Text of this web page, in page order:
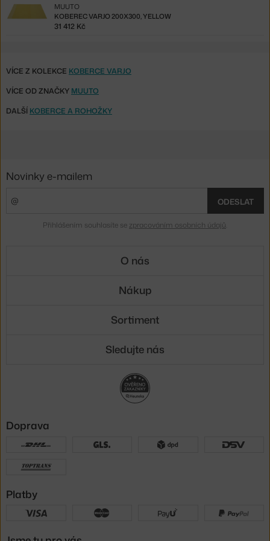
KOBEREC VARJO 200X300, YELLOW
MUUTO
31 412 Kč
VÍCE Z KOLEKCE KOBERCE VARJO
VÍCE OD ZNAČKY MUUTO
DALŠÍ KOBERCE A ROHOŽKY
Novinky e-mailem
ODESLAT
Přihlášením souhlasíte se zpracováním osobních údajů
O nás
Nákup
Sortiment
Sledujte nás
Doprava
Platby